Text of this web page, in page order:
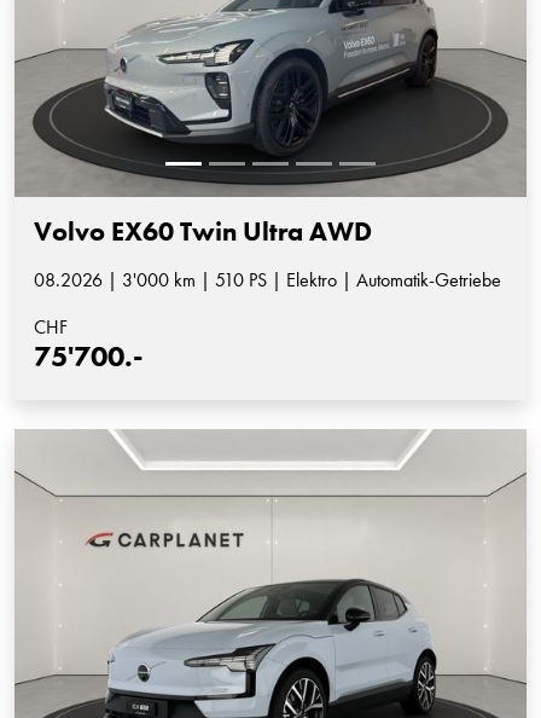
Volvo EX60 Twin Ultra AWD
08.2026 | 3'000 km | 510 PS | Elektro | Automatik-Getriebe
CHF
75'700.-